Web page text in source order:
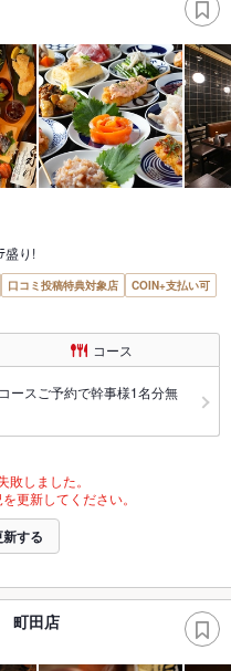
盛り!
口コミ投稿特典対象店
COIN+支払い可
コース
ースご予約で幹事様1名分無
しました。
更新してください。
する
町田店